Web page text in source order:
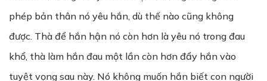
phép bản thân nó yêu hắn, dù thế nào cũng không
được. Thà để hắn hận nó còn hơn là yêu nó trong đau
khổ, thà làm hắn đau một lần còn hơn đẩy hắn vào
tuyệt vọng sau này. Nó không muốn hắn biết con người